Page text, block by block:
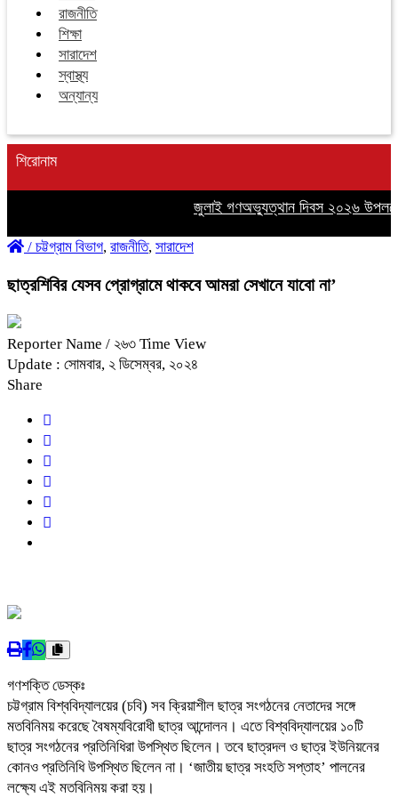
রাজনীতি
শিক্ষা
সারাদেশ
স্বাস্থ্য
অন্যান্য
শিরোনাম
জুলাই গণঅভ্যুত্থান দিবস ২০২৬ উপলক্ষে
/ চট্টগ্রাম বিভাগ, রাজনীতি, সারাদেশ
ছাত্রশিবির যেসব প্রোগ্রামে থাকবে আমরা সেখানে যাবো না’
Reporter Name / ২৬৩ Time View
Update : সোমবার, ২ ডিসেম্বর, ২০২৪
Share
গণশক্তি ডেস্কঃ
চট্টগ্রাম বিশ্ববিদ্যালয়ের (চবি) সব ক্রিয়াশীল ছাত্র সংগঠনের নেতাদের সঙ্গে
মতবিনিময় করেছে বৈষম্যবিরোধী ছাত্র আন্দোলন। এতে বিশ্ববিদ্যালয়ের ১০টি
ছাত্র সংগঠনের প্রতিনিধিরা উপস্থিত ছিলেন। তবে ছাত্রদল ও ছাত্র ইউনিয়নের
কোনও প্রতিনিধি উপস্থিত ছিলেন না। ‘জাতীয় ছাত্র সংহতি সপ্তাহ’ পালনের
লক্ষ্যে এই মতবিনিময় করা হয়।